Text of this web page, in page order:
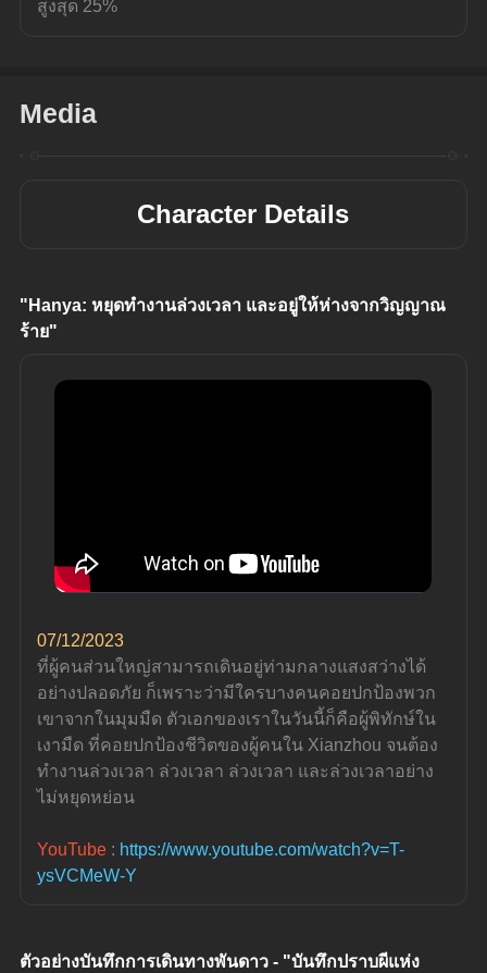
สูงสุด 25%
Media
Character Details
"Hanya: หยุดทำงานล่วงเวลา และอยู่ให้ห่างจากวิญญาณ
ร้าย"
07/12/2023
ที่ผู้คนส่วนใหญ่สามารถเดินอยู่ท่ามกลางแสงสว่างได้
อย่างปลอดภัย ก็เพราะว่ามีใครบางคนคอยปกป้องพวก
เขาจากในมุมมืด ตัวเอกของเราในวันนี้ก็คือผู้พิทักษ์ใน
เงามืด ที่คอยปกป้องชีวิตของผู้คนใน Xianzhou จนต้อง
ทำงานล่วงเวลา ล่วงเวลา ล่วงเวลา และล่วงเวลาอย่าง
ไม่หยุดหย่อน
YouTube : https://www.youtube.com/watch?v=T-
ysVCMeW-Y
ตัวอย่างบันทึกการเดินทางพันดาว - "บันทึกปราบผีแห่ง